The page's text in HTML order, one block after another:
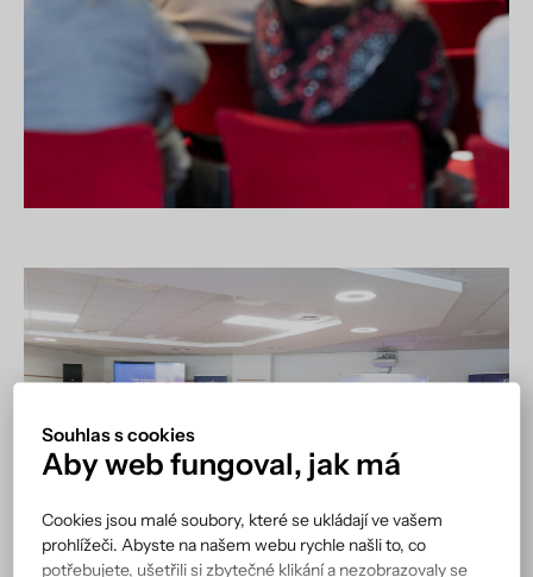
Souhlas s cookies
Aby web fungoval, jak má
Cookies jsou malé soubory, které se ukládají ve vašem
prohlížeči. Abyste na našem webu rychle našli to, co
potřebujete, ušetřili si zbytečné klikání a nezobrazovaly se